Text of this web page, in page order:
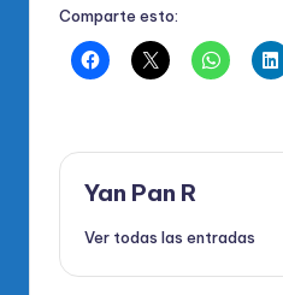
Comparte esto:
Yan Pan R
Ver todas las entradas